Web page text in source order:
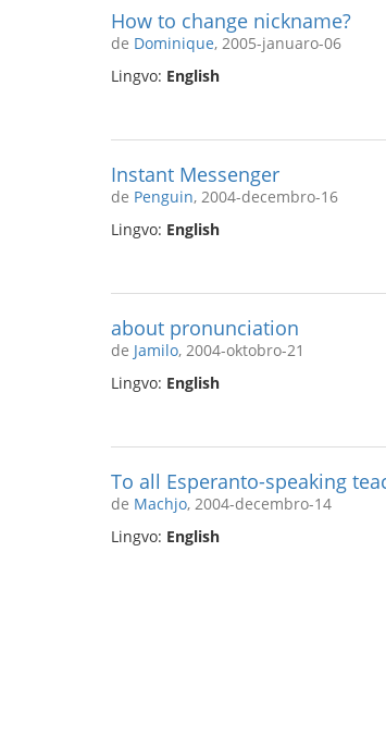
How to change nickname?
de Dominique, 2005-januaro-06
Lingvo: English
Instant Messenger
de Penguin, 2004-decembro-16
Lingvo: English
about pronunciation
de Jamilo, 2004-oktobro-21
Lingvo: English
To all Esperanto-speaking
de Machjo, 2004-decembro-14
Lingvo: English